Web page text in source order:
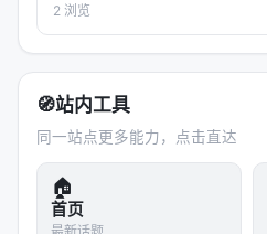
（甚至比基线还高！）
无约束直接叠加 3 个方向
崩了）
Wikitext-2 语言建模
同样的 3 方向注入，
增加
——几乎不影响语言建
跨架构迁移
David Africa, Konstantinos…
2 浏览
🧭站内工具
同一站点更多能力，点击直达
🏠
首页